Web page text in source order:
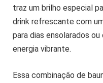
traz um brilho especial
drink refrescante com
para dias ensolarados
energia vibrante.
Essa combinação de